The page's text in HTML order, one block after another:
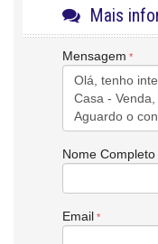
pagamento.
corretores pelo telefone
Imobiliária Rosablue -
Características do Imóvel
Cozinha
Piso Cerâmico
Mais
Mensagem
Nome Completo
Email